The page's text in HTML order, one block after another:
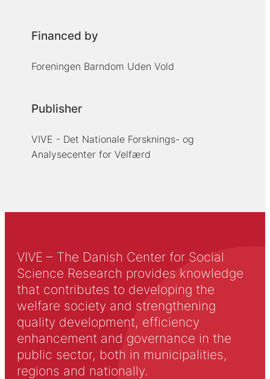
Financed by
Foreningen Barndom Uden Vold
Publisher
VIVE - Det Nationale Forsknings- og
Analysecenter for Velfærd
VIVE – The Danish Center for Social
Science Research provides knowledge
that contributes to developing the
welfare society and strengthening
quality development, efficiency
enhancement and governance in the
public sector, both in municipalities,
regions and nationally.